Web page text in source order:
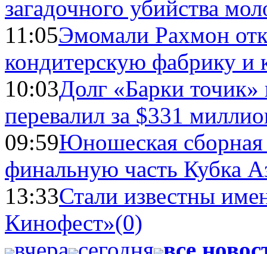
загадочного убийства
11:05Эмомали Рахмон
кондитерскую фабрику и
10:03Долг «Барки
перевалил за $331
09:59Юношеская
финальную часть Кубка
13:33Стали известны
Кинофест»(0)